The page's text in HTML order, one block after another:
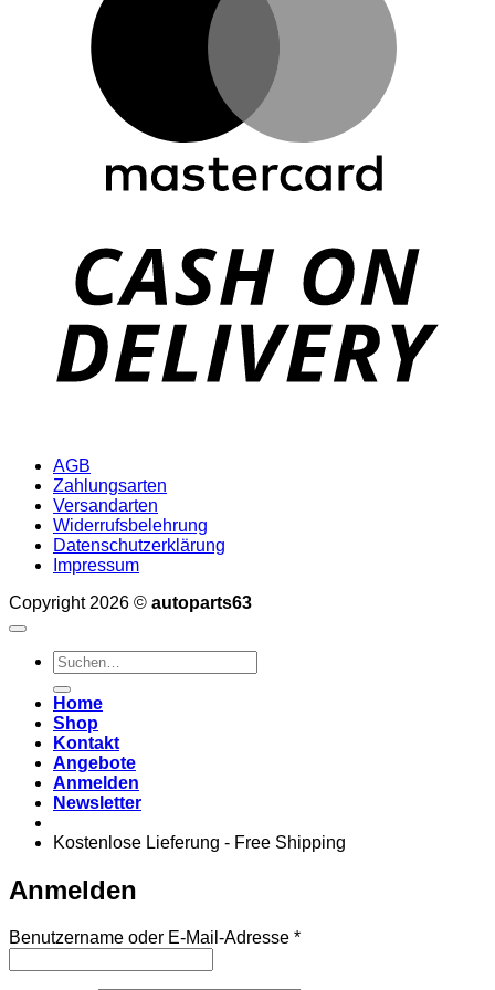
AGB
Zahlungsarten
Versandarten
Widerrufsbelehrung
Datenschutzerklärung
Impressum
Copyright 2026 © autoparts63
Suchen
nach:
Home
Shop
Kontakt
Angebote
Anmelden
Newsletter
Kostenlose Lieferung - Free Shipping
Anmelden
Benutzername oder E-Mail-Adresse *Erforderlich